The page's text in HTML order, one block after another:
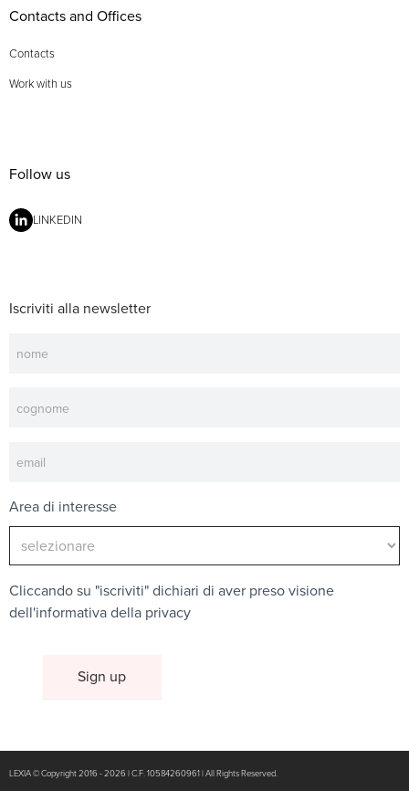
Contacts and Offices
Contacts
Work with us
Follow us
LINKEDIN
Iscriviti alla newsletter
Area di interesse
Cliccando su "iscriviti" dichiari di aver preso visione
dell'informativa della privacy
LEXIA © Copyright 2016 - 2026 | C.F. 10584260961 | All Rights Reserved.